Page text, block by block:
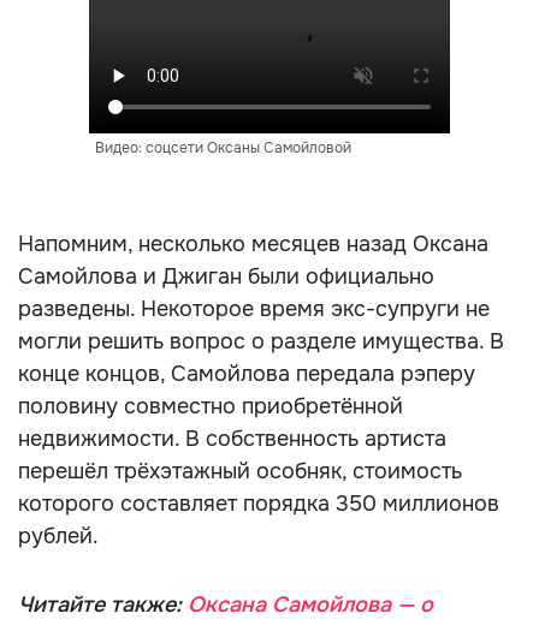
Видео: соцсети Оксаны Самойловой
Напомним, несколько месяцев назад Оксана
Самойлова и Джиган были официально
разведены. Некоторое время экс-супруги не
могли решить вопрос о разделе имущества. В
конце концов, Самойлова передала рэперу
половину совместно приобретённой
недвижимости. В собственность артиста
перешёл трёхэтажный особняк, стоимость
которого составляет порядка 350 миллионов
рублей.
Читайте также: Оксана Самойлова — о